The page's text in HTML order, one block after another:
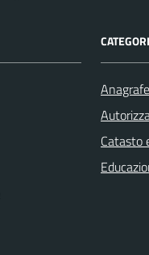
Catasto